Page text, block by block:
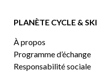
PLANÈTE CYCLE & SKI
À propos
Programme d’échange
Responsabilité sociale